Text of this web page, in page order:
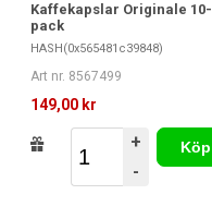
Kaffekapslar Originale 10-
pack
HASH(0x565481c39848)
Art nr. 8567499
149,00 kr
+
-
Köp